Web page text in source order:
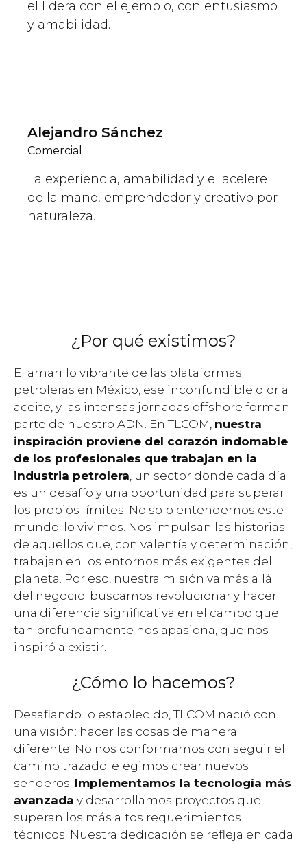
el lidera con el ejemplo, con entusiasmo
y amabilidad.
Alejandro Sánchez
Comercial
La experiencia, amabilidad y el acelere
de la mano, emprendedor y creativo por
naturaleza.
¿Por qué existimos?
El amarillo vibrante de las plataformas
petroleras en México, ese inconfundible olor a
aceite, y las intensas jornadas offshore forman
parte de nuestro ADN. En TLCOM, nuestra
inspiración proviene del corazón indomable
de los profesionales que trabajan en la
industria petrolera , un sector donde cada día
es un desafío y una oportunidad para superar
los propios límites. No solo entendemos este
mundo; lo vivimos. Nos impulsan las historias
de aquellos que, con valentía y determinación,
trabajan en los entornos más exigentes del
planeta. Por eso, nuestra misión va más allá
del negocio: buscamos revolucionar y hacer
una diferencia significativa en el campo que
tan profundamente nos apasiona, que nos
inspiró a existir.
¿Cómo lo hacemos?
Desafiando lo establecido, TLCOM nació con
una visión: hacer las cosas de manera
diferente. No nos conformamos con seguir el
camino trazado; elegimos crear nuevos
senderos. Implementamos la tecnología más
avanzada y desarrollamos proyectos que
superan los más altos requerimientos
técnicos. Nuestra dedicación se refleja en cada